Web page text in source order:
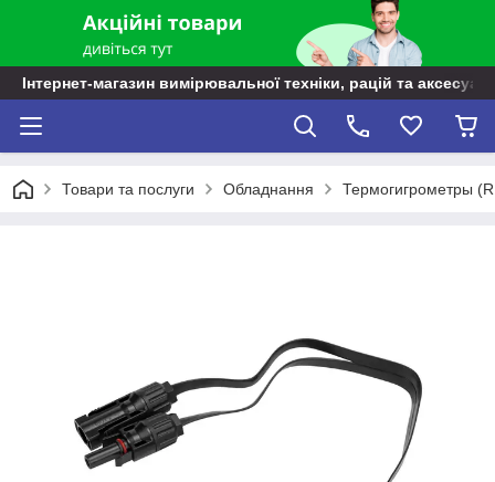
Інтернет-магазин вимірювальної техніки, рацій та
Товари та послуги Обладнання Термогигрометры